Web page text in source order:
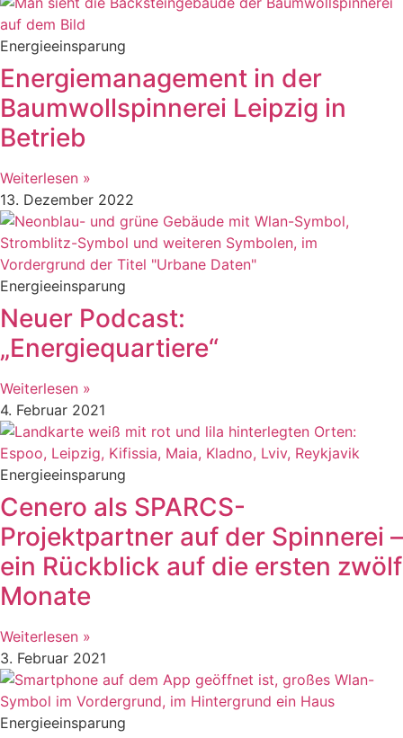
Energieeinsparung
Energiemanagement in der
Baumwollspinnerei Leipzig in
Betrieb
Weiterlesen »
13. Dezember 2022
Energieeinsparung
Neuer Podcast:
„Energiequartiere“
Weiterlesen »
4. Februar 2021
Energieeinsparung
Cenero als SPARCS-
Projektpartner auf der Spinnerei –
ein Rückblick auf die ersten zwölf
Monate
Weiterlesen »
3. Februar 2021
Energieeinsparung